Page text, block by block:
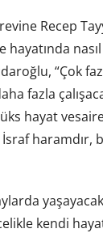
Recep
hayatında
“Çok
fazla
hayat
haramdır,
kendi